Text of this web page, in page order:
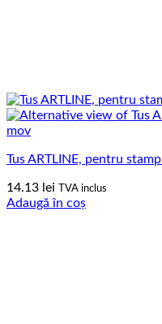
Tus ARTLINE, pentru
14.13 lei TVA inclus
Adaugă în coș